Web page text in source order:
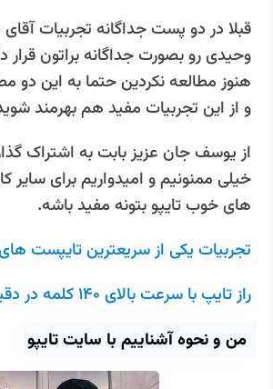
قبلا در دو پست جداگانه تجربیات آقای
وحیدی رو بصورت جداگانه براتون قرار
هنوز مطالعه نکردین حتما به این
و از این تجربیات مفید هم بهرمند
از یوسف جان عزیز بابت به اشتراک
خیلی ممنونیم و امیدواریم برای سایر
های خوب تایپو بتونه مفید باشه.
تجربیات یکی از سریعترین تایپست
راز تایپ با سرعت بالای ۱۴۰ کلمه در دقیقه !
من و نحوه آشناییم با سایت تایپو